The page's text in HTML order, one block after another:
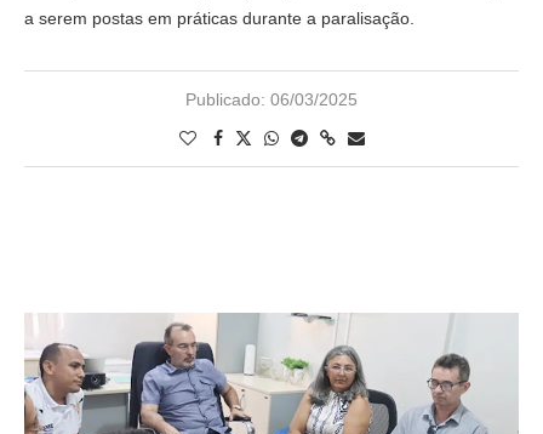
a serem postas em práticas durante a paralisação.
Publicado: 06/03/2025